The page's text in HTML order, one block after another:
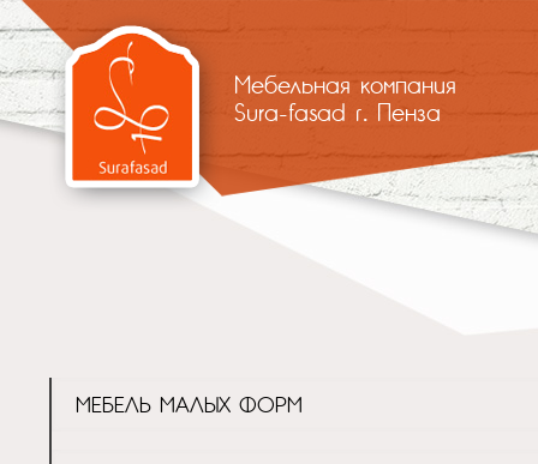
Мебельная компания
Sura-fasad г. Пенза
МЕБЕЛЬ МАЛЫХ ФОРМ